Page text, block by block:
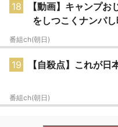
18
【動画】キャンプ
をしつこくナンパ
番組ch(朝日)
19 【自殺点】これが日
番組ch(朝日)